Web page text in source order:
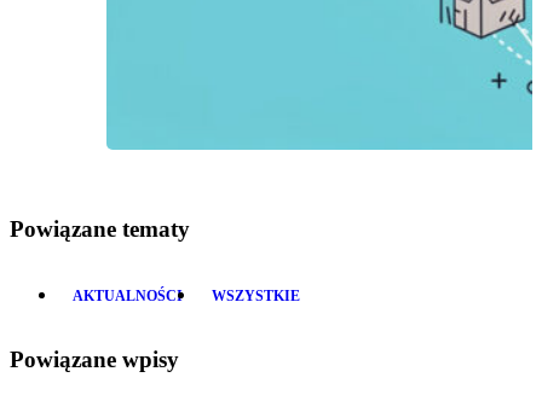
Powiązane tematy
AKTUALNOŚCI WSZYSTKIE
Powiązane wpisy